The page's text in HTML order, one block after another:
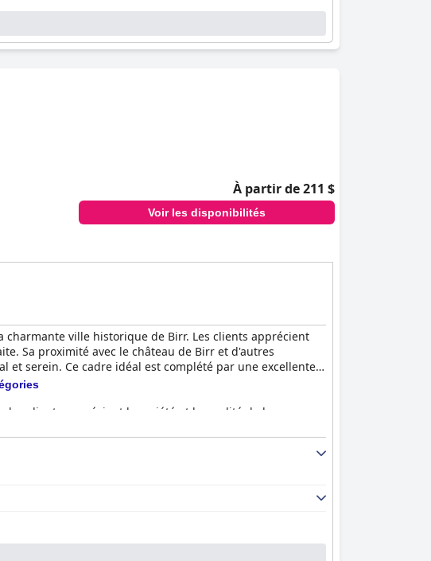
À partir de 211 $
Voir les disponibilités
ville historique de Birr. Les clients apprécient
Sa proximité avec le château de Birr et d'autres
serein. Ce cadre idéal est complété par une excellente
clients appréciant la variété et la qualité de la
le petit-déjeuner est souvent mis en avant pour sa
occasionnelles concernant la température et la
au bar et au restaurant. Des plats comme le fish and
la nourriture fantastique et à un prix raisonnable,
d'amélioration.
avec de grandes salles de bains et une décoration